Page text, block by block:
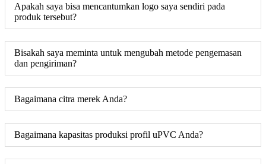
Apakah saya bisa mencantumkan logo saya sendiri pada
produk tersebut?
Bisakah saya meminta untuk mengubah metode pengemasan
dan pengiriman?
Bagaimana citra merek Anda?
Bagaimana kapasitas produksi profil uPVC Anda?